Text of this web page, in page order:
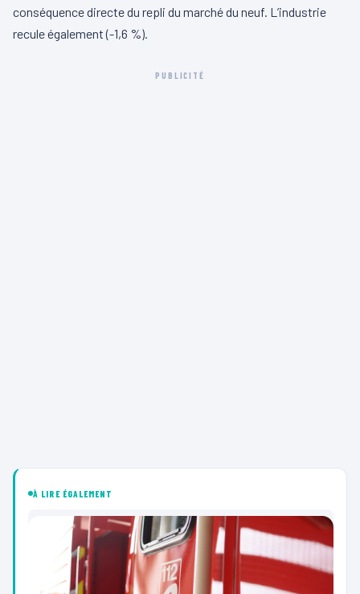
conséquence directe du repli du marché du neuf. L’industrie
recule également (-1,6 %).
PUBLICITÉ
À LIRE ÉGALEMENT